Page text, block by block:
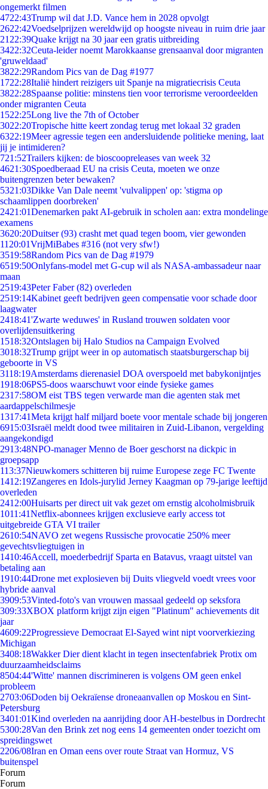
ongemerkt filmen
4722:43Trump wil dat J.D. Vance hem in 2028 opvolgt
2622:42Voedselprijzen wereldwijd op hoogste niveau in ruim drie jaar
21 22:39Quake krijgt na 30 jaar een gratis uitbreiding
3422:32Ceuta-leider noemt Marokkaanse grensaanval door migranten
'gruweldaad'
3822:29Random Pics van de Dag #1977
1722:28Italië hindert reizigers uit Spanje na migratiecrisis Ceuta
3822:28Spaanse politie: minstens tien voor terrorisme veroordeelden
onder migranten Ceuta
1522:25Long live the 7th of October
3022:20Tropische hitte keert zondag terug met lokaal 32 graden
6322:19Meer agressie tegen een andersluidende politieke mening, laat
jij je intimideren?
721:52Trailers kijken: de bioscoopreleases van week 32
4621:30Spoedberaad EU na crisis Ceuta, moeten we onze
buitengrenzen beter bewaken?
5321:03Dikke Van Dale neemt 'vulvalippen' op: 'stigma op
schaamlippen doorbreken'
2421:01Denemarken pakt AI-gebruik in scholen aan: extra mondelinge
examens
3620:20Duitser (93) crasht met quad tegen boom, vier gewonden
11 20:01VrijMiBabes #316 (not very sfw!)
3519:58Random Pics van de Dag #1979
6519:50Onlyfans-model met G-cup wil als NASA-ambassadeur naar
maan
2519:43Peter Faber (82) overleden
2519:14Kabinet geeft bedrijven geen compensatie voor schade door
laagwater
2418:41'Zwarte weduwes' in Rusland trouwen soldaten voor
overlijdensuitkering
1518:32Ontslagen bij Halo Studios na Campaign Evolved
3018:32Trump grijpt weer in op automatisch staatsburgerschap bij
geboorte in VS
3118:19Amsterdams dierenasiel DOA overspoeld met babykonijntjes
1918:06PS5-doos waarschuwt voor einde fysieke games
2317:58OM eist TBS tegen verwarde man die agenten stak met
aardappelschilmesje
1317:41Meta krijgt half miljard boete voor mentale schade bij jongeren
6915:03Israël meldt dood twee militairen in Zuid-Libanon, vergelding
aangekondigd
2913:48NPO-manager Menno de Boer geschorst na dickpic in
groepsapp
113:37Nieuwkomers schitteren bij ruime Europese zege FC Twente
1412:19Zangeres en Idols-jurylid Jerney Kaagman op 79-jarige leeftijd
overleden
2412:00Huisarts per direct uit vak gezet om ernstig alcoholmisbruik
1011:41Netflix-abonnees krijgen exclusieve early access tot
uitgebreide GTA VI trailer
2610:54NAVO zet wegens Russische provocatie 250% meer
gevechtsvliegtuigen in
1410:46Accell, moederbedrijf Sparta en Batavus, vraagt uitstel van
betaling aan
1910:44Drone met explosieven bij Duits vliegveld voedt vrees voor
hybride aanval
3909:53Vinted-foto's van vrouwen massaal gedeeld op seksfora
309:33XBOX platform krijgt zijn eigen "Platinum" achievements dit
jaar
4609:22Progressieve Democraat El-Sayed wint nipt voorverkiezing
Michigan
3408:18Wakker Dier dient klacht in tegen insectenfabriek Protix om
duurzaamheidsclaims
8504:44'Witte' mannen discrimineren is volgens OM geen enkel
probleem
2703:06Doden bij Oekraïense droneaanvallen op Moskou en Sint-
Petersburg
3401:01Kind overleden na aanrijding door AH-bestelbus in Dordrecht
5300:28Van den Brink zet nog eens 14 gemeenten onder toezicht om
spreidingswet
2206/08Iran en Oman eens over route Straat van Hormuz, VS
buitenspel
Forum
Forum